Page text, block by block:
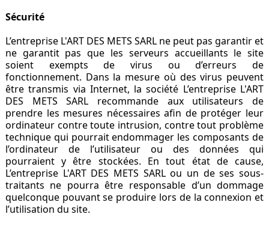
Sécurité
L’entreprise L'ART DES METS SARL ne peut pas garantir et
ne garantit pas que les serveurs accueillants le site
soient exempts de virus ou d’erreurs de
fonctionnement. Dans la mesure où des virus peuvent
être transmis via Internet, la société L’entreprise L'ART
DES METS SARL recommande aux utilisateurs de
prendre les mesures nécessaires afin de protéger leur
ordinateur contre toute intrusion, contre tout problème
technique qui pourrait endommager les composants de
l’ordinateur de l’utilisateur ou des données qui
pourraient y être stockées. En tout état de cause,
L’entreprise L'ART DES METS SARL ou un de ses sous-
traitants ne pourra être responsable d’un dommage
quelconque pouvant se produire lors de la connexion et
l’utilisation du site.